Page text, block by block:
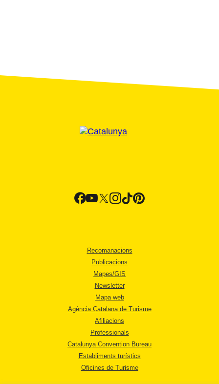
Recomanacions
Publicacions
Mapes/GIS
Newsletter
Mapa web
Agència Catalana de Turisme
Afiliacions
Professionals
Catalunya Convention Bureau
Establiments turístics
Oficines de Turisme